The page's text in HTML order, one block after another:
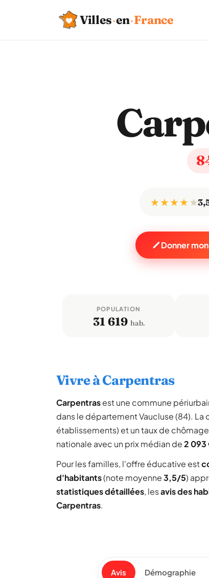
Villes·en·France
★ ★ ★ ★★
Donner
POPULATION
31 619 hab.
Vivre à Carpentras
Carpentrasest une commune
dans le département Vaucluse (84).
établissements) et un taux de
nationale avec un prix médian de2 093
Pour les familles, l'offre éducative est
d'habitants(note moyenne3,5/5)
statistiques détaillées, lesavis des
Carpentras.
Avis Démographie